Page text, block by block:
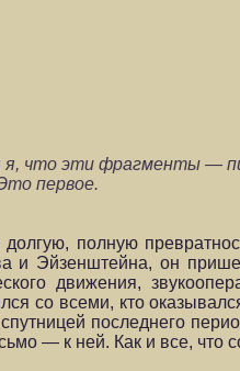
я, что эти фрагменты —
первое.
полную
и Эйзенштейна, он
движения,
со всеми, кто
последнего
— к ней. Как и все, что